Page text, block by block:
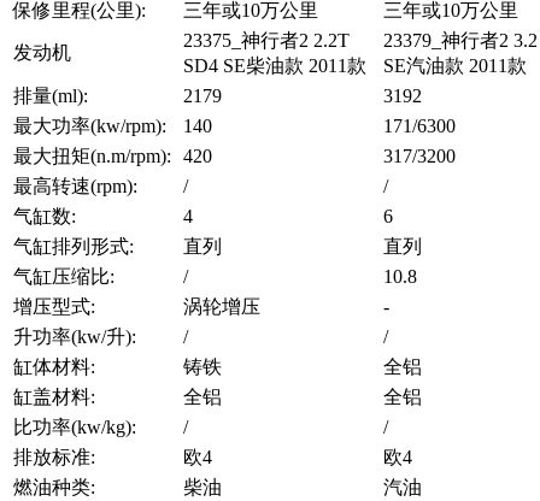
保修里程(公里): 三年或10万公里 三年或10万公里
发动机
23375_神行者2 2.2T
SD4 SE柴油款 2011款
23379_神行者2
SE汽油款 2011款
排量(ml):
2179
3192
最大功率(kw/rpm):
140
171/6300
最大扭矩(n.m/rpm):
420
317/3200
最高转速(rpm):
/
/
气缸数:
4
6
气缸排列形式:
直列
直列
气缸压缩比:
/
10.8
增压型式:
涡轮增压
-
升功率(kw/升):
/
/
缸体材料:
铸铁
全铝
缸盖材料:
全铝
全铝
比功率(kw/kg):
/
/
排放标准:
欧4
欧4
燃油种类:
柴油
汽油